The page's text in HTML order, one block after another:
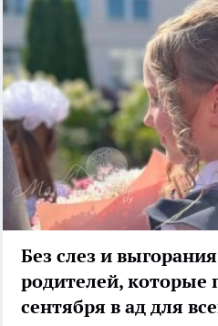
Без слез и
родителей, которые
сентября в ад для